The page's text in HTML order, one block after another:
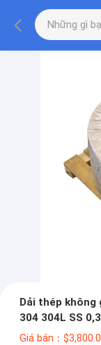
Dải thép không
304 304L SS
Giá bán：